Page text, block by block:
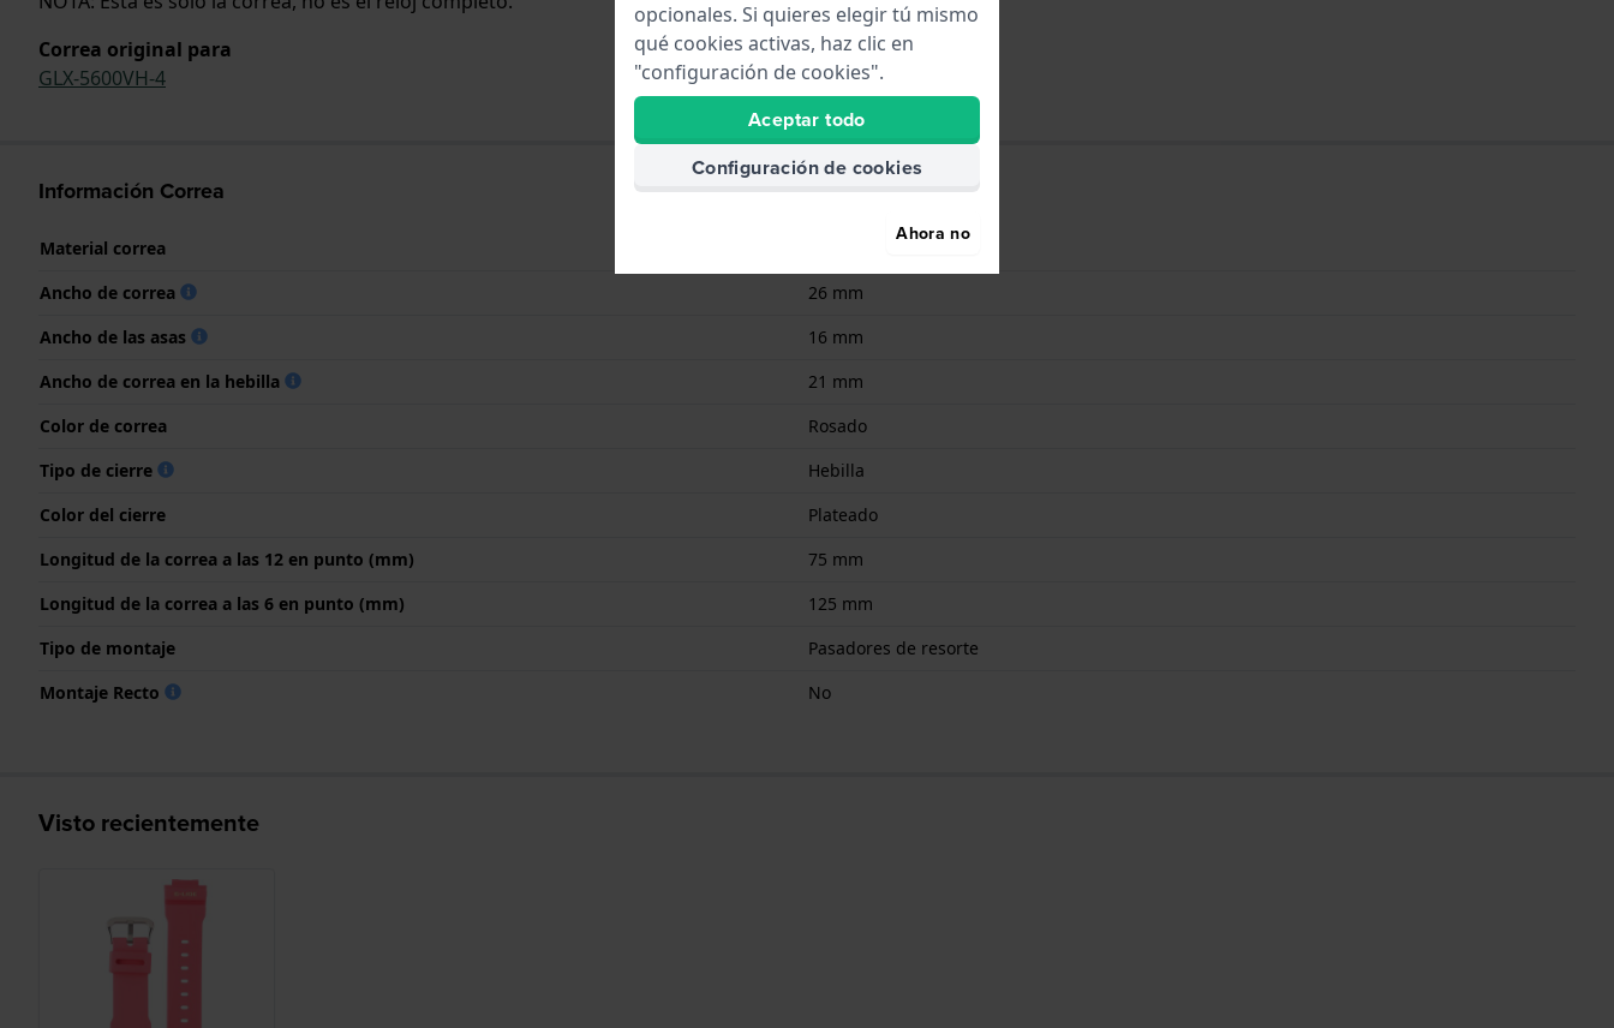
Correa original para
GLX-5600VH-4
Información Correa
Material correa
Ancho de correa
26 mm
Ancho de las asas
16 mm
Ancho de correa en la hebilla
21 mm
Color de correa
Rosado
Tipo de cierre
Hebilla
Color del cierre
Plateado
Longitud de la correa a las 12 en punto (mm)
75 mm
Longitud de la correa a las 6 en punto (mm)
125 mm
Tipo de montaje
Pasadores de resorte
Montaje Recto
No
Visto recientemente
opcionales. Si quieres elegir tú mismo
qué cookies activas, haz clic en
"configuración de cookies".
Aceptar todo
Configuración de cookies
Ahora no